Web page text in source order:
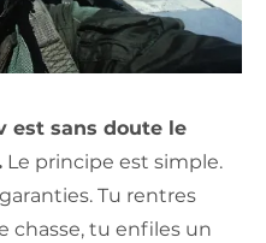
est sans doute le
Le principe est simple.
Tu rentres
chasse, tu enfiles un